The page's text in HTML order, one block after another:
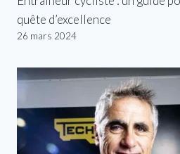
quête d’excellence
26 mars 2024